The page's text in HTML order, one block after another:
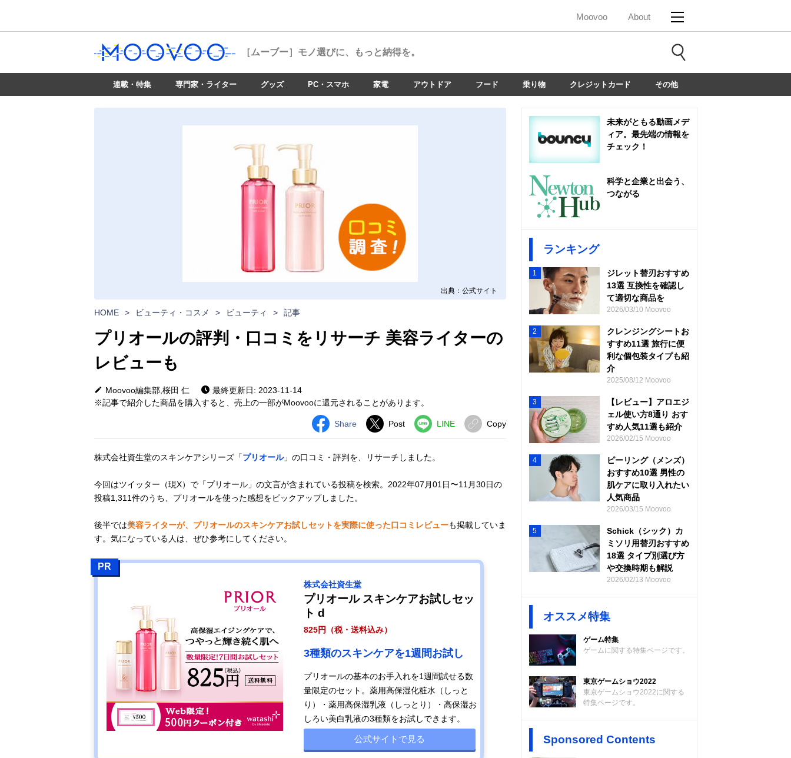
Moovoo About
［ムーブー］ モノ選びに、もっと納得を。
連載・特集 専門家・ライター グッズ PC・スマホ 家電 アウトドア フード 乗り物 クレジットカード その他
出典：公式サイト
HOME > ビューティ・コスメ > ビューティ > 記事
プリオールの評判・口コミをリサーチ 美容ライターの
レビューも
Moovoo編集部,桜田 仁
最終更新日: 2023-11-14
※記事で紹介した商品を購入すると、売上の一部がMoovooに還元されることがあります。
Share Post LINE Copy
株式会社資生堂のスキンケアシリーズ「プリオール」の口コミ・評判を、リサーチしました。
今回はツイッター（現X）で「プリオール」の文言が含まれている投稿を検索。2022年07月01日〜11月30日の
投稿1,311件のうち、プリオールを使った感想をピックアップしました。
後半では美容ライターが、プリオールのスキンケアお試しセットを実際に使った口コミレビューも掲載していま
す。気になっている人は、ぜひ参考にしてください。
PR
株式会社資生堂
プリオール スキンケアお試しセッ
ト d
825円（税・送料込み）
3種類のスキンケアを1週間お試し
プリオールの基本のお手入れを1週間試せる数
量限定のセット。薬用高保湿化粧水（しっと
り）・薬用高保湿乳液（しっとり）・高保湿お
しろい美白乳液の3種類をお試しできます。
公式サイトで見る
未来がともる動画メデ
ィア。最先端の情報を
チェック！
科学と企業と出会う、
つながる
ランキング
1
ジレット替刃おすすめ
13選 互換性を確認し
て適切な商品を
2026/03/10 Moovoo
2
クレンジングシートお
すすめ11選 旅行に便
利な個包装タイプも紹
介
2025/08/12 Moovoo
3
【レビュー】アロエジ
ェル使い方8通り おす
すめ人気11選も紹介
2026/02/15 Moovoo
4
ピーリング（メンズ）
おすすめ10選 男性の
肌ケアに取り入れたい
人気商品
2026/03/15 Moovoo
5
Schick（シック）カ
ミソリ用替刃おすすめ
18選 タイプ別選び方
や交換時期も解説
2026/02/13 Moovoo
オススメ特集
ゲーム特集
ゲームに関する特集ページです。
東京ゲームショウ2022
東京ゲームショウ2022に関する
特集ページです。
Sponsored Contents